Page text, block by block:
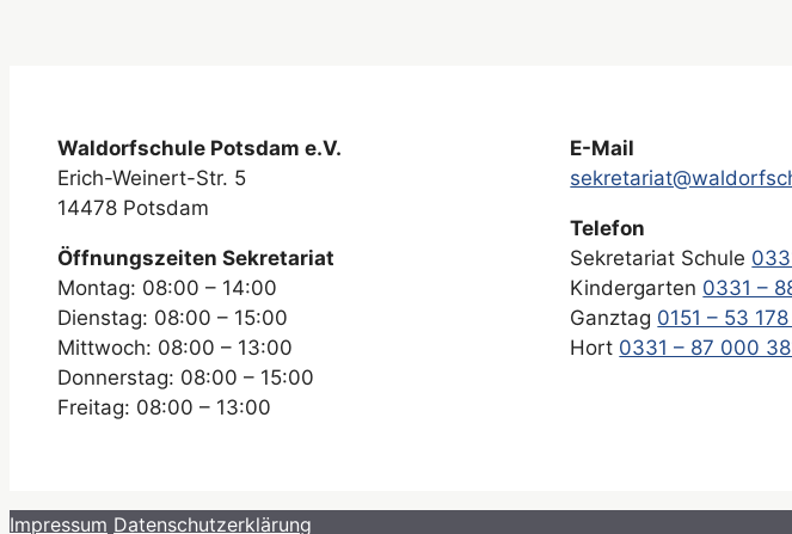
Waldorfschule Potsdam e.V.
Erich-Weinert-Str. 5
14478 Potsdam
Öffnungszeiten Sekretariat
Montag: 08:00 – 14:00
Dienstag: 08:00 – 15:00
Mittwoch: 08:00 – 13:00
Donnerstag: 08:00 – 15:00
Freitag: 08:00 – 13:00
E-Mail
Telefon
Sekretariat Schule
Kindergarten 0331 –
Ganztag 0151 – 53
Hort 0331 – 87 000
Impressum Datenschutzerklärung